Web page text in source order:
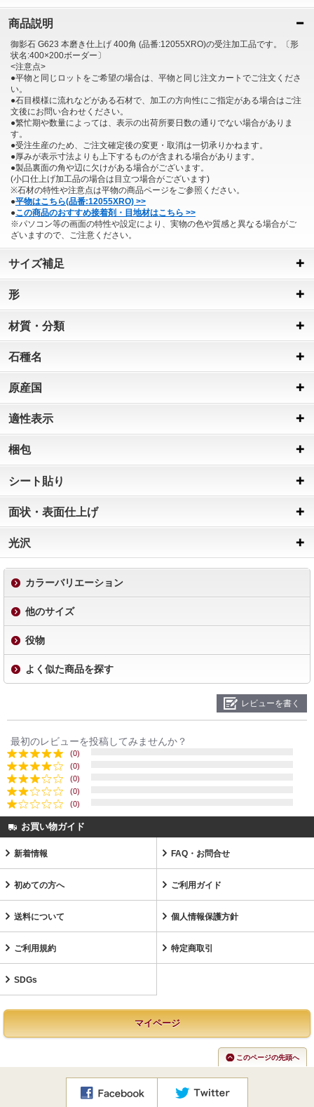
商品説明
御影石 G623 本磨き仕上げ 400角 (品番:12055XRO)の受注加工品です。〔形
状名:400×200ボーダー〕
<注意点>
●平物と同じロットをご希望の場合は、平物と同じ注文カートでご注文くださ
い。
●石目模様に流れなどがある石材で、加工の方向性にご指定がある場合はご注
文後にお問い合わせください。
●繁忙期や数量によっては、表示の出荷所要日数の通りでない場合がありま
す。
●受注生産のため、ご注文確定後の変更・取消は一切承りかねます。
●厚みが表示寸法よりも上下するものが含まれる場合があります。
●製品裏面の角や辺に欠けがある場合がございます。
(小口仕上げ加工品の場合は目立つ場合がございます)
※石材の特性や注意点は平物の商品ページをご参照ください。
●平物はこちら(品番:12055XRO) >>
●この商品のおすすめ接着剤・目地材はこちら >>
※パソコン等の画面の特性や設定により、実物の色や質感と異なる場合がご
ざいますので、ご注意ください。
サイズ補足
形
材質・分類
石種名
原産国
適性表示
梱包
シート貼り
面状・表面仕上げ
光沢
カラーバリエーション
他のサイズ
役物
よく似た商品を探す
レビューを書く
最初のレビューを投稿してみませんか？
(0)
(0)
(0)
(0)
(0)
お買い物ガイド
新着情報 FAQ・お問合せ
初めての方へ ご利用ガイド
送料について 個人情報保護方針
ご利用規約 特定商取引
SDGs
マイページ
このページの先頭へ